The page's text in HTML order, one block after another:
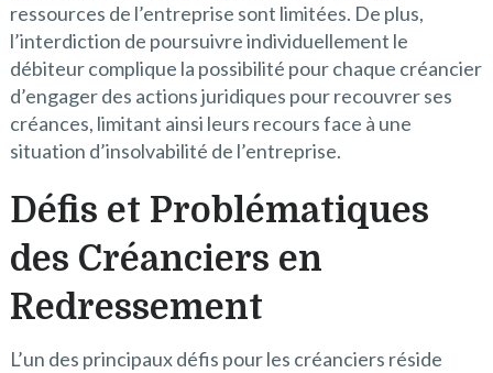
ressources de l’entreprise sont limitées. De plus,
l’interdiction de poursuivre individuellement le
débiteur complique la possibilité pour chaque créancier
d’engager des actions juridiques pour recouvrer ses
créances, limitant ainsi leurs recours face à une
situation d’insolvabilité de l’entreprise.
Défis et Problématiques
des Créanciers en
Redressement
L’un des principaux défis pour les créanciers réside